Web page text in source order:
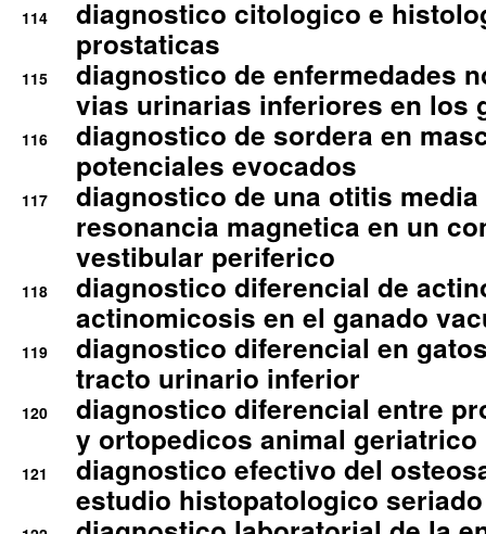
114
diagnostico citologico e
prostaticas
115
diagnostico de enfermedades
vias urinarias inferiores en los
116
diagnostico de sordera en
potenciales evocados
117
diagnostico de una otitis
resonancia magnetica en un
vestibular periferico
118
diagnostico diferencial de
actinomicosis en el ganado
119
diagnostico diferencial en
tracto urinario inferior
120
diagnostico diferencial entre
y ortopedicos animal geriatrico
121
diagnostico efectivo del
estudio histopatologico seriado